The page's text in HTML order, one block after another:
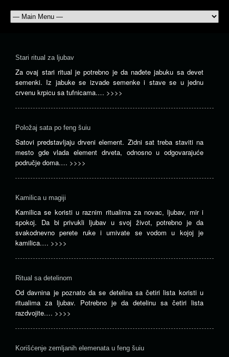
Stari ritual za ljubav
Za ovaj stari ritual je potrebno je da nađete jabuku sa devet
semenki. Iz jabuke se izvade semenke i stave se u jednu
crvenu krpicu sa tufnicama.… >>>>
Položaj sata po feng šuiu
Satovi predstavljaju drveni element. Zidni sat treba staviti na
mesto gde vlada element drveta, odnosno u odgovarajuće
područje doma.… >>>>
Kamilica u magiji
Kamilica se koristi u raznim ritualima za novac, ljubav, mir i
spokoj. Da bi privukli ljubav u svoj život, potrebno je da
svakodnevno perete ruke i umivate se vodom u kojoj je
kamilica.… >>>>
Ritual sa detelinom
Od davnina je poznato da se detelina sa četiri lista koristi u
ritualima za ljubav. Potrebno je da detelinu sa četiri lista
razdvojite.… >>>>
Korišćenje zemljanih elemenata u feng šuiu